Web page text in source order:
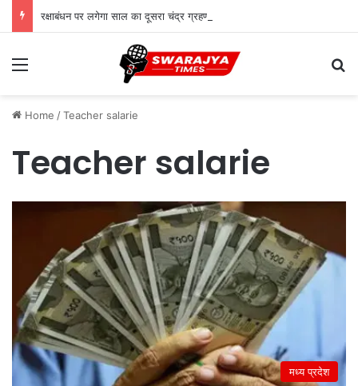
रक्षाबंधन पर लगेगा साल का दूसरा चंद्र ग्रहण, भारत में नहीं दिखेगा ‘ब्लड मून’
Menu
Home /Teacher salarie
Teacher salarie
मध्य प्रदेश